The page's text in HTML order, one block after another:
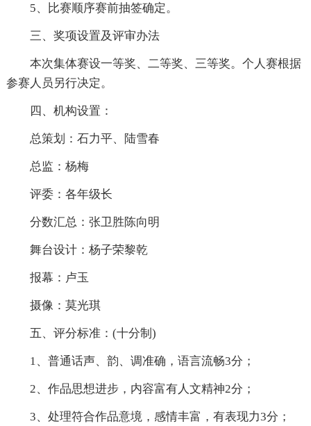
5、比赛顺序赛前抽签确定。
三、奖项设置及评审办法
本次集体赛设一等奖、二等奖、三等奖。个人赛根据
参赛人员另行决定。
四、机构设置：
总策划：石力平、陆雪春
总监：杨梅
评委：各年级长
分数汇总：张卫胜陈向明
舞台设计：杨子荣黎乾
报幕：卢玉
摄像：莫光琪
五、评分标准：(十分制)
1、普通话声、韵、调准确，语言流畅3分；
2、作品思想进步，内容富有人文精神2分；
3、处理符合作品意境，感情丰富，有表现力3分；